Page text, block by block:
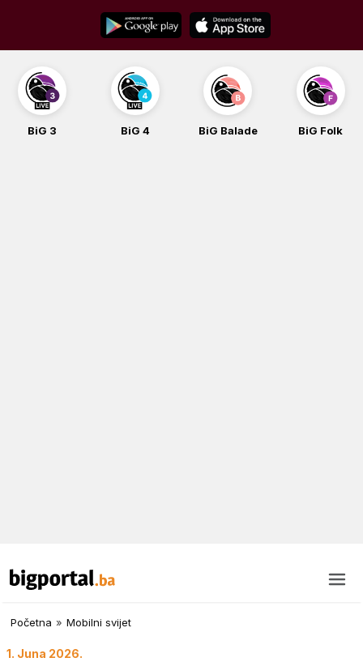
content
BiG 3 BiG 4 BiG Balade BiG Folk
Početna » Mobilni svijet
1. Juna 2026.